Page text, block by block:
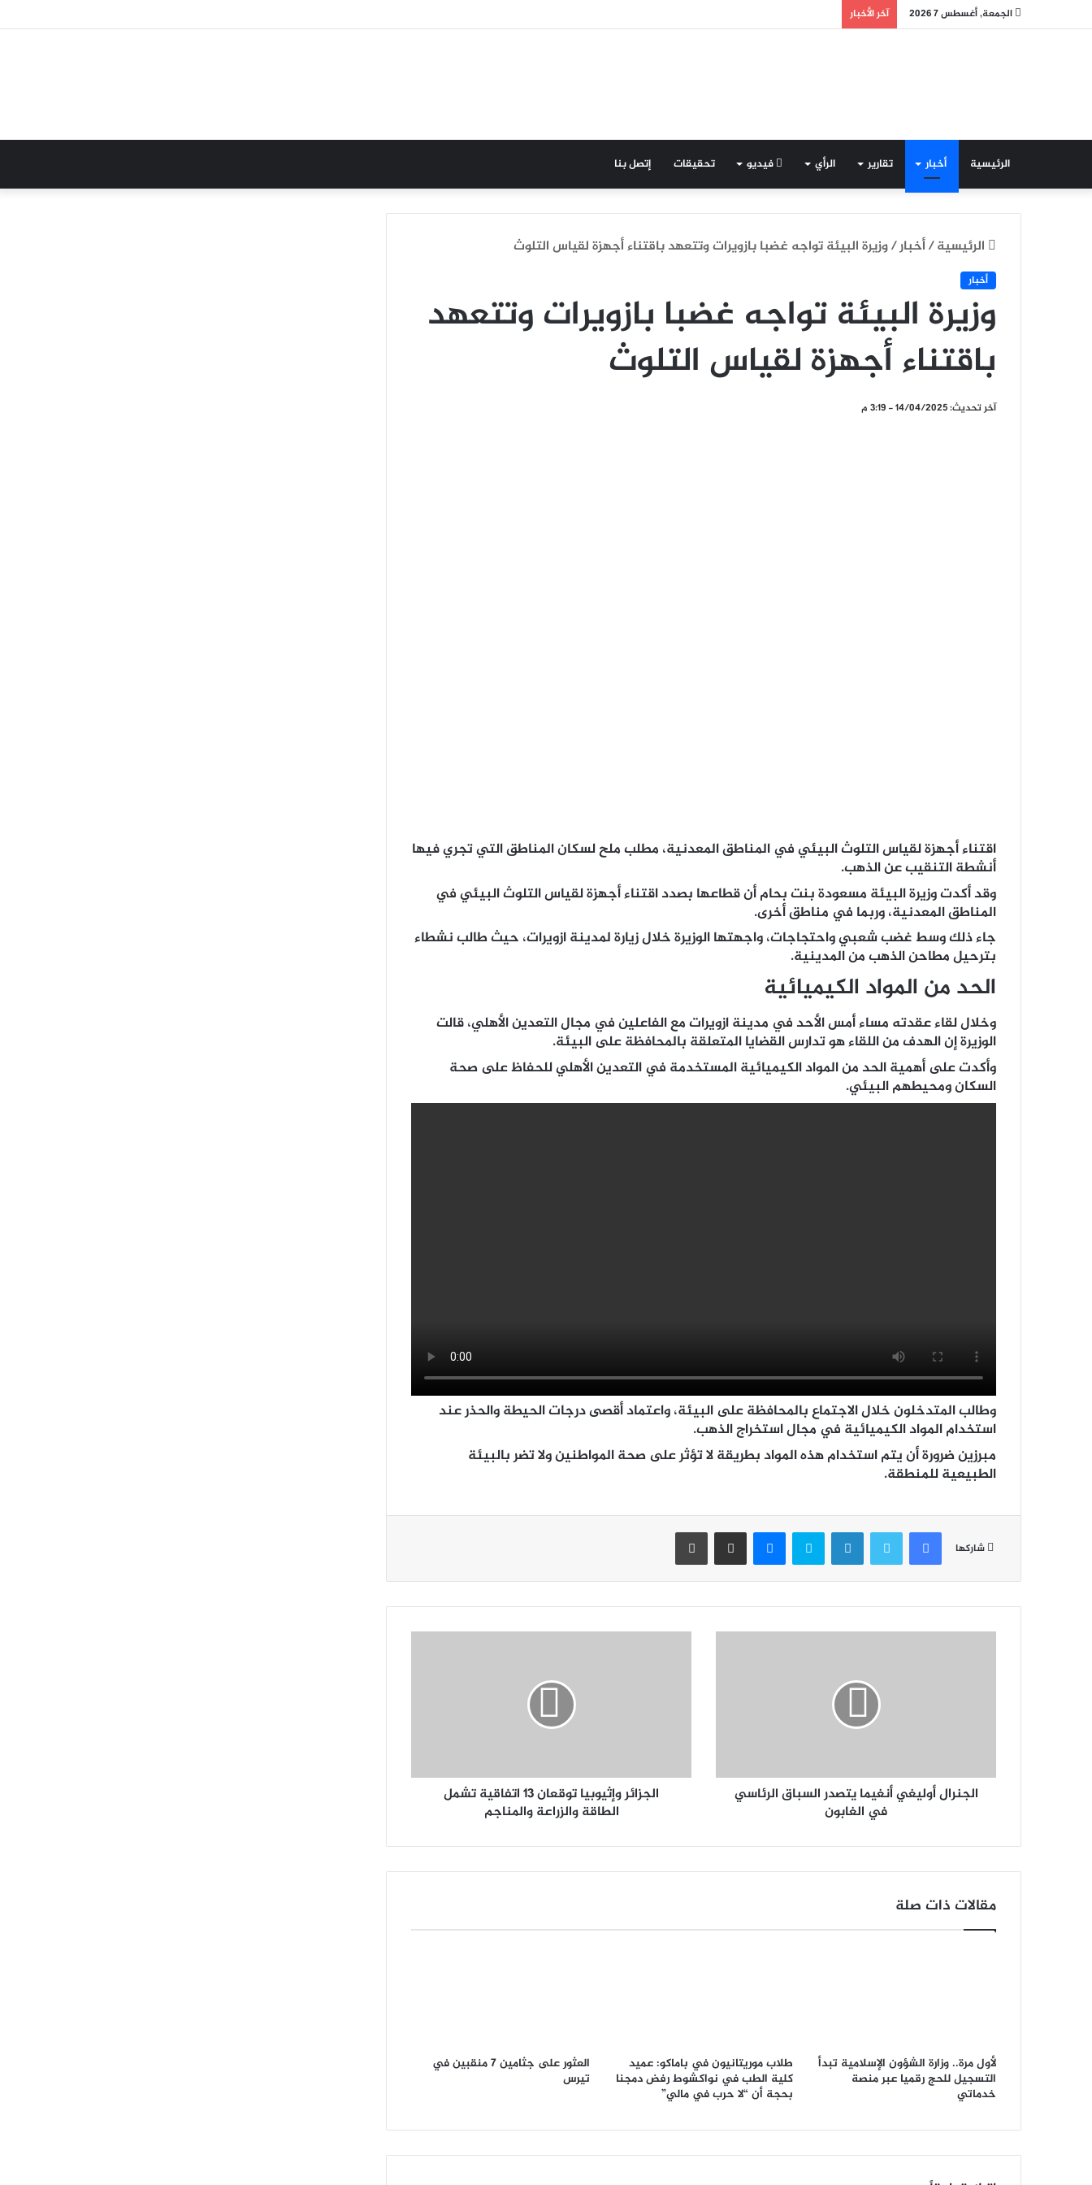
الجمعة, أغسطس 7 2026 آخر الأخبار
الرئيسية أخبار تقارير الرأي فيديو تحقيقات إتصل بنا
الرئيسية/أخبار/وزيرة البيئة تواجه غضبا بازويرات وتتعهد باقتناء أجهزة لقياس التلوث
أخبار
وزيرة البيئة تواجه غضبا بازويرات وتتعهد
باقتناء أجهزة لقياس التلوث
آخر تحديث: 14/04/2025 - 3:19 م
اقتناء أجهزة لقياس التلوث البيئي في المناطق المعدنية، مطلب ملح لسكان المناطق التي تجري فيها
أنشطة التنقيب عن الذهب.
وقد أكدت وزيرة البيئة مسعودة بنت بحام أن قطاعها بصدد اقتناء أجهزة لقياس التلوث البيئي في
المناطق المعدنية، وربما في مناطق أخرى.
جاء ذلك وسط غضب شعبي واحتجاجات، واجهتها الوزيرة خلال زيارة لمدينة ازويرات، حيث طالب نشطاء
بترحيل مطاحن الذهب من المدينية.
الحد من المواد الكيميائية
وخلال لقاء عقدته مساء أمس الأحد في مدينة ازويرات مع الفاعلين في مجال التعدين الأهلي، قالت
الوزيرة إن الهدف من اللقاء هو تدارس القضايا المتعلقة بالمحافظة على البيئة.
وأكدت على أهمية الحد من المواد الكيميائية المستخدمة في التعدين الأهلي للحفاظ على صحة
السكان ومحيطهم البيئي.
وطالب المتدخلون خلال الاجتماع بالمحافظة على البيئة، واعتماد أقصى درجات الحيطة والحذر عند
استخدام المواد الكيميائية في مجال استخراج الذهب.
مبرزين ضرورة أن يتم استخدام هذه المواد بطريقة لا تؤثر على صحة المواطنين ولا تضر بالبيئة
الطبيعية للمنطقة.
شاركها
فيسبوكتويتر لينكدإنسكايبماسنجرمشاركة عبر البريد طباعة
الجنرال أوليغي أنغيما يتصدر السباق الرئاسي
في الغابون
الجزائر وإثيوبيا توقعان 13 اتفاقية تشمل
الطاقة والزراعة والمناجم
مقالات ذات صلة
لأول مرة.. وزارة الشؤون الإسلامية تبدأ
التسجيل للحج رقميا عبر منصة
خدماتي
طلاب موريتانيون في باماكو: عميد
كلية الطب في نواكشوط رفض دمجنا
بحجة أن “لا حرب في مالي”
العثور على جثامين 7 منقبين في
تيرس